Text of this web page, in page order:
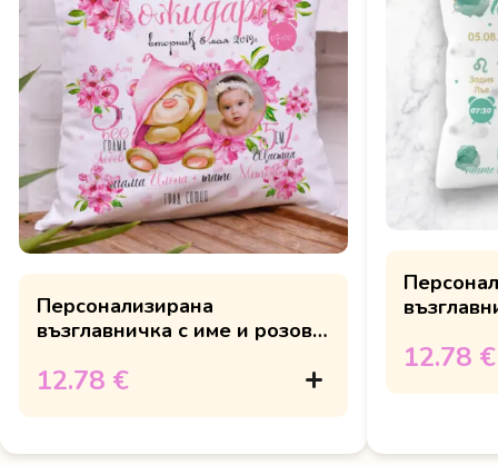
Персонализирана
възглавничка с име и розово
12.78 €
12.78 €